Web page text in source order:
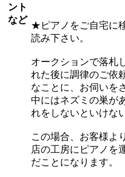
ント
など
★ピアノをご自宅に
読み下さい。
オークションで落札
れた後に調律のご依
なことに、お伺いを
中にはネズミの巣が
れをしないといけな
この場合、お客様よ
店の工房にピアノを
だことになります。